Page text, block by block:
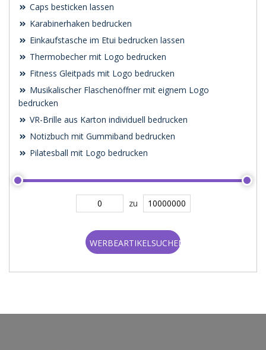
Caps besticken lassen
Karabinerhaken bedrucken
Einkaufstasche im Etui bedrucken lassen
Thermobecher mit Logo bedrucken
Fitness Gleitpads mit Logo bedrucken
Musikalischer Flaschenöffner mit eignem Logo
bedrucken
VR-Brille aus Karton individuell bedrucken
Notizbuch mit Gummiband bedrucken
Pilatesball mit Logo bedrucken
zu
WERBEARTIKELSUCHEN